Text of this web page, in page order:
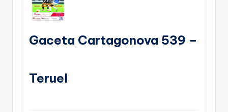
Gaceta Cartagonova 539 –
Teruel